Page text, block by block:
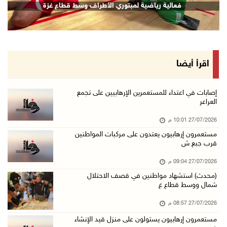
فعالية رياضية لمبتوري الأطراف وسط قطاع غزة
اقرأ أيضا
إصابات في اعتداء للمستعمرين الإرهابيين على تجمع
العراعر
27/07/2026 10:01 م
مستعمرون إرهابيون يعتدون على مركبات المواطنين
قرب جبع ش
27/07/2026 09:04 م
(محدث) استشهاد مواطنين في قصف الاحتلال
شمال ووسط قطاع غ
27/07/2026 08:57 م
مستعمرون إرهابيون يستولون على منزل قيد الإنشاء